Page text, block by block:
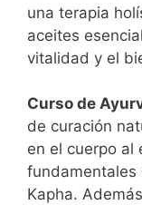
una terapia
aceites
vitalidad y el
Curso de
de curación
en el cuerpo al
fundamentales
Kapha.